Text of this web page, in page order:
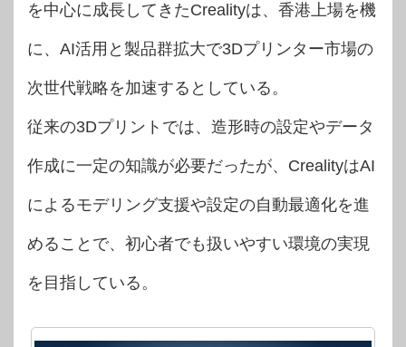
を中心に成長してきたCrealityは、香港上場を機
に、AI活用と製品群拡大で3Dプリンター市場の
次世代戦略を加速するとしている。
従来の3Dプリントでは、造形時の設定やデータ
作成に一定の知識が必要だったが、CrealityはAI
によるモデリング支援や設定の自動最適化を進
めることで、初心者でも扱いやすい環境の実現
を目指している。